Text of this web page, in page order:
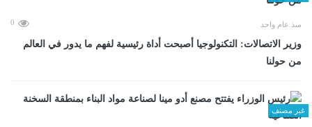
منذ عام واحد 0
وزير الاتصالات: التكنولوجيا أصبحت أداة رئيسية لفهم ما يدور في العالم
من حولنا
غير مصنف